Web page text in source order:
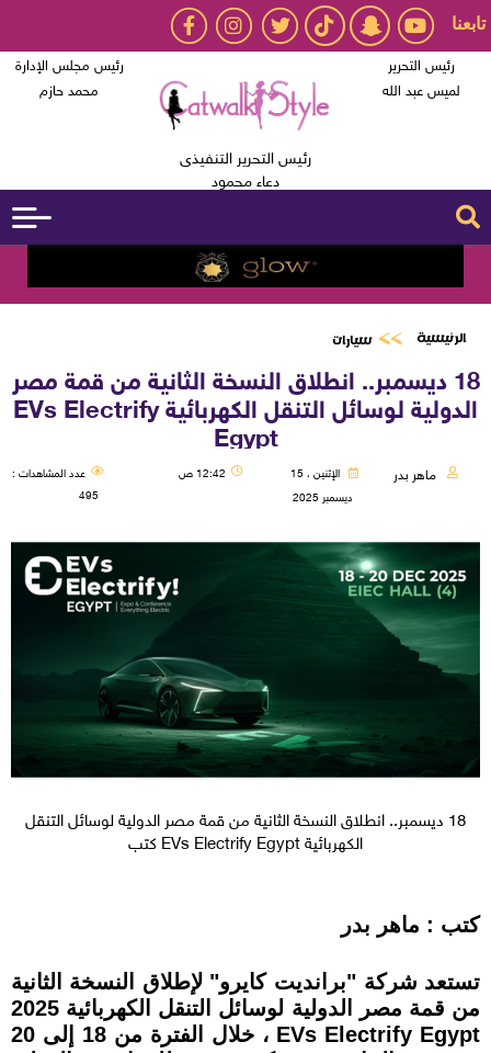
تابعنا
رئيس التحرير
لميس عبد الله
رئيس التحرير التنفيذى
دعاء محمود
رئيس مجلس الإدارة
محمد حازم
الرئيسية سيارات
18 ديسمبر.. انطلاق النسخة الثانية من قمة مصر
الدولية لوسائل التنقل الكهربائية EVs Electrify
Egypt
ماهر بدر
الإثنين ، 15
ديسمبر 2025
12:42 ص
عدد المشاهدات :
495
18 ديسمبر.. انطلاق النسخة الثانية من قمة مصر الدولية لوسائل التنقل
الكهربائية EVs Electrify Egypt كتب
كتب : ماهر بدر
تستعد شركة "برانديت كايرو" لإطلاق النسخة الثانية
من قمة مصر الدولية لوسائل التنقل الكهربائية 2025
EVs Electrify Egypt ، خلال الفترة من 18 إلى 20